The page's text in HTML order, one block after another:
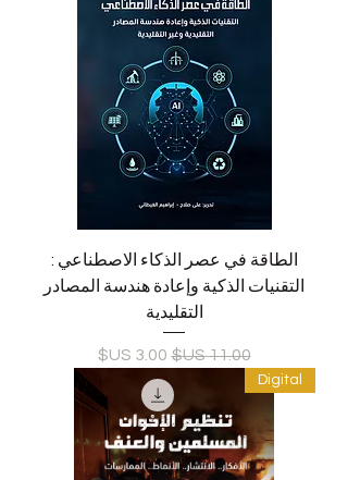
الطاقة في عصر الذكاء الاصطناعي :
التقنيات الذكية وإعادة هندسة المصادر
التقليدية
سعر عادي‏11.00 US$ سعر البيع
Digital